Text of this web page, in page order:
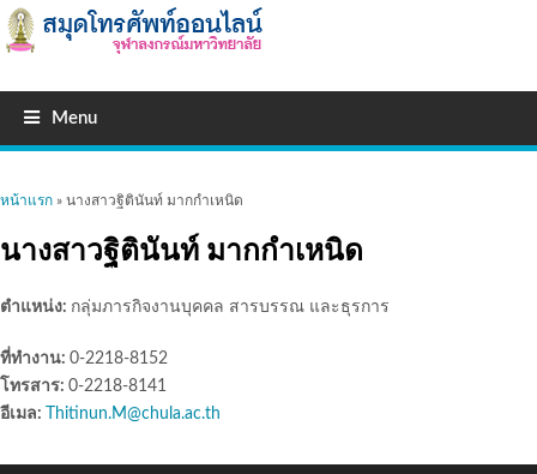
Menu
คุณอยู่ที่นี่
หน้าแรก » นางสาวฐิตินันท์ มากกำเหนิด
นางสาวฐิตินันท์ มากกำเหนิด
ตำแหน่ง: กลุ่มภารกิจงานบุคคล สารบรรณ และธุรการ
ที่ทำงาน: 0-2218-8152
โทรสาร: 0-2218-8141
อีเมล:
Thitinun.M@chula.ac.th